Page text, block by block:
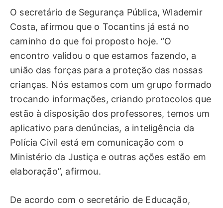
O secretário de Segurança Pública, Wlademir
Costa, afirmou que o Tocantins já está no
caminho do que foi proposto hoje. “O
encontro validou o que estamos fazendo, a
união das forças para a proteção das nossas
crianças. Nós estamos com um grupo formado
trocando informações, criando protocolos que
estão à disposição dos professores, temos um
aplicativo para denúncias, a inteligência da
Polícia Civil está em comunicação com o
Ministério da Justiça e outras ações estão em
elaboração”, afirmou.
De acordo com o secretário de Educação,